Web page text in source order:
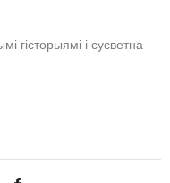
гісторыямі і сусветна